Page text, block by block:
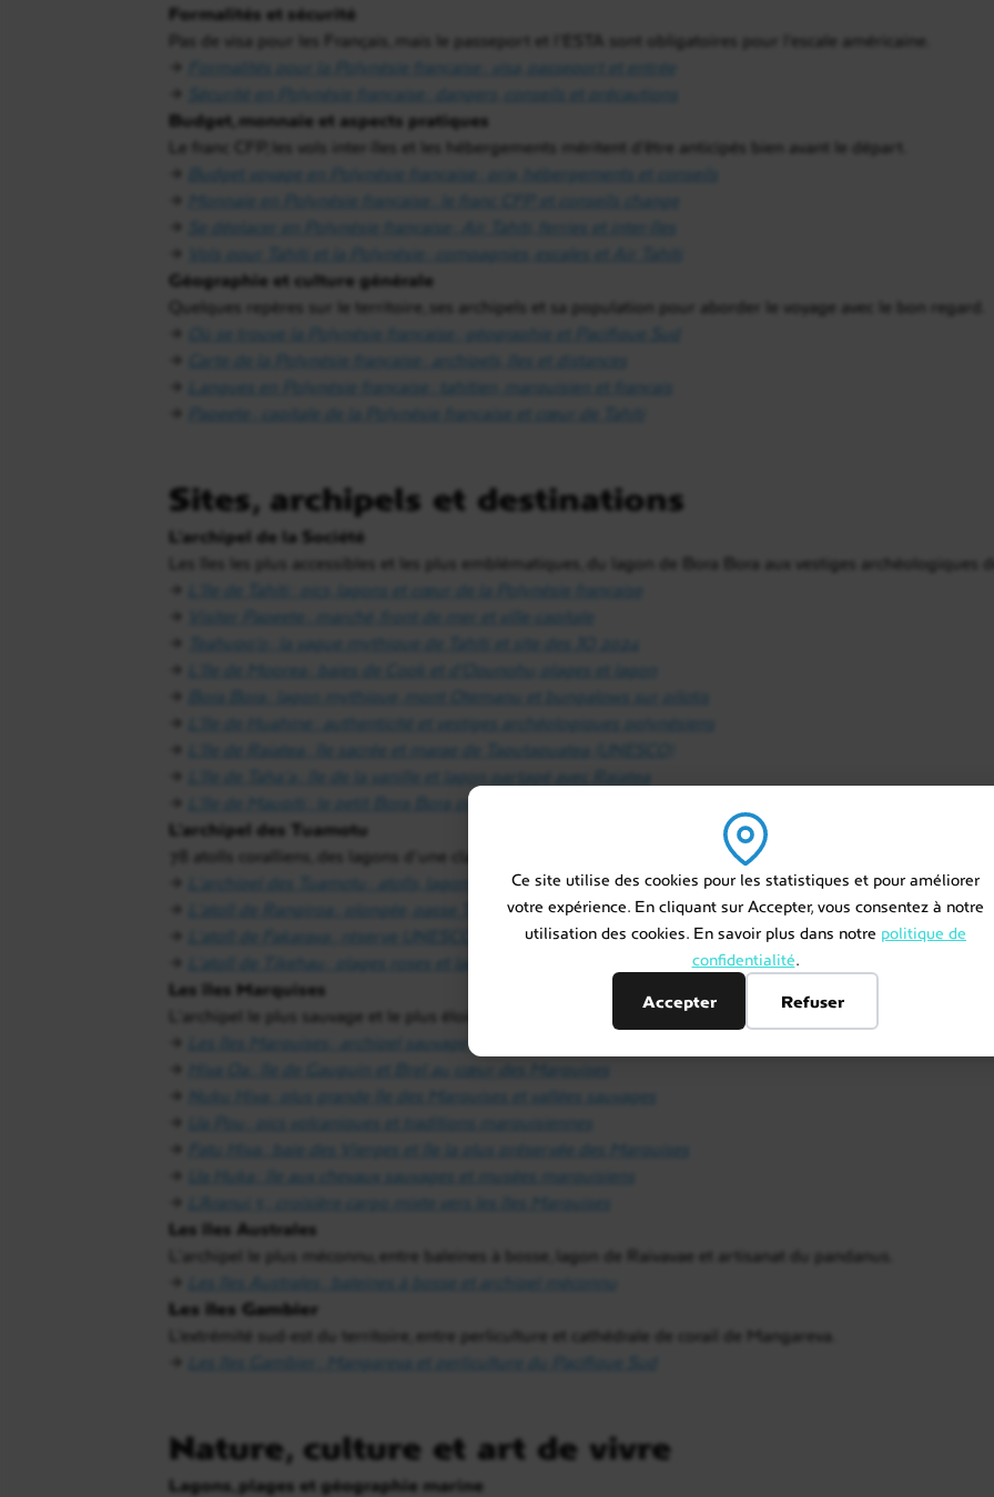
Ce site utilise des cookies pour les statistiques et pour améliorer
votre expérience. En cliquant sur Accepter, vous consentez à notre
utilisation des cookies. En savoir plus dans notre politique de
confidentialité.
Accepter
Refuser
Formalités et sécurité
Pas de visa pour les Français, mais le passeport et l’ESTA sont obligatoires pour l’escale américaine.
→
Formalités pour la Polynésie française : visa, passeport et entrée
→
Sécurité en Polynésie française : dangers, conseils et précautions
Budget, monnaie et aspects pratiques
Le franc CFP, les vols inter-îles et les hébergements méritent d’être anticipés bien avant le départ.
→
Budget voyage en Polynésie française : prix, hébergements et conseils
→
Monnaie en Polynésie française : le franc CFP et conseils change
→
Se déplacer en Polynésie française : Air Tahiti, ferries et inter-îles
→
Vols pour Tahiti et la Polynésie : compagnies, escales et Air Tahiti
Géographie et culture générale
Quelques repères sur le territoire, ses archipels et sa population pour aborder le voyage avec le bon regard.
→
Où se trouve la Polynésie française : géographie et Pacifique Sud
→
Carte de la Polynésie française : archipels, îles et distances
→
Langues en Polynésie française : tahitien, marquisien et français
→
Papeete : capitale de la Polynésie française et cœur de Tahiti
Sites, archipels et destinations
L’archipel de la Société
Les îles les plus accessibles et les plus emblématiques, du lagon de Bora Bora aux vestiges archéologiques
→
L’île de Tahiti : pics, lagons et cœur de la Polynésie française
→
Visiter Papeete : marché, front de mer et ville-capitale
→
Teahupo’o : la vague mythique de Tahiti et site des JO 2024
→
L’île de Moorea : baies de Cook et d’Opunohu, plages et lagon
→
Bora Bora : lagon mythique, mont Otemanu et bungalows sur pilotis
→
L’île de Huahine : authenticité et vestiges archéologiques polynésiens
→
L’île de Raiatea : île sacrée et marae de Taputapuatea (UNESCO)
→
L’île de Taha’a : île de la vanille et lagon partagé avec Raiatea
→
L’île de Maupiti : le petit Bora Bora préservé et authentique
L’archipel des Tuamotu
78 atolls coralliens, des lagons d’une clarté exceptionnelle et les meilleurs spots de plongée du Pacifique.
→
L’archipel des Tuamotu : atolls, lagons et plongée sous-marine
→
L’atoll de Rangiroa : plongée, passe Tiputa et lagon géant
→
L’atoll de Fakarava : réserve UNESCO et mur de requins
→
L’atoll de Tikehau : plages roses et lagon préservé des Tuamotu
Les îles Marquises
L’archipel le plus sauvage et le plus éloigné, terre de tikis, de tatouages et de paysages dramatiques.
→
Les îles Marquises : archipel sauvage, Aranui et terre de Gauguin
→
Hiva Oa : île de Gauguin et Brel au cœur des Marquises
→
Nuku Hiva : plus grande île des Marquises et vallées sauvages
→
Ua Pou : pics volcaniques et traditions marquisiennes
→
Fatu Hiva : baie des Vierges et île la plus préservée des Marquises
→
Ua Huka : île aux chevaux sauvages et musées marquisiens
→
L’Aranui 5 : croisière cargo mixte vers les îles Marquises
Les îles Australes
L’archipel le plus méconnu, entre baleines à bosse, lagon de Raivavae et artisanat du pandanus.
→
Les îles Australes : baleines à bosse et archipel méconnu
Les îles Gambier
L’extrémité sud-est du territoire, entre perliculture et cathédrale de corail de Mangareva.
→
Les îles Gambier : Mangareva et perliculture du Pacifique Sud
Nature, culture et art de vivre
Lagons, plages et géographie marine